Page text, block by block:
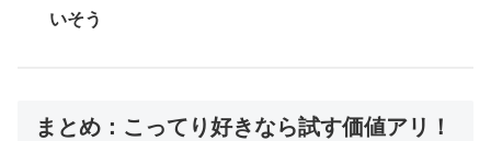
いそう
まとめ：こってり好きなら試す価値アリ！